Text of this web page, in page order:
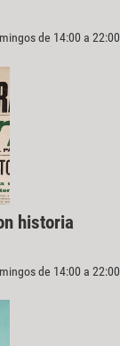
de 14:00 a 22:00
historia
de 14:00 a 22:00